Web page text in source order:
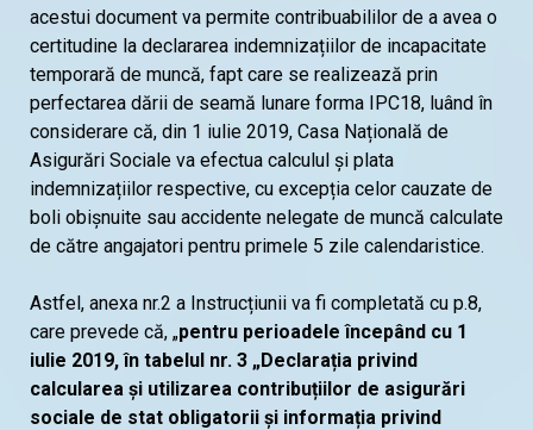
acestui document va permite contribuabililor de a avea o
certitudine la declararea indemnizațiilor de incapacitate
temporară de muncă, fapt care se realizează prin
perfectarea dării de seamă lunare forma IPC18, luând în
considerare că, din 1 iulie 2019, Casa Națională de
Asigurări Sociale va efectua calculul și plata
indemnizațiilor respective, cu excepția celor cauzate de
boli obișnuite sau accidente nelegate de muncă calculate
de către angajatori pentru primele 5 zile calendaristice.
Astfel, anexa nr.2 a Instrucțiunii va fi completată cu p.8,
care prevede că, „pentru perioadele începând cu 1
iulie 2019, în tabelul nr. 3 „Declarația privind
calcularea și utilizarea contribuțiilor de asigurări
sociale de stat obligatorii și informația privind